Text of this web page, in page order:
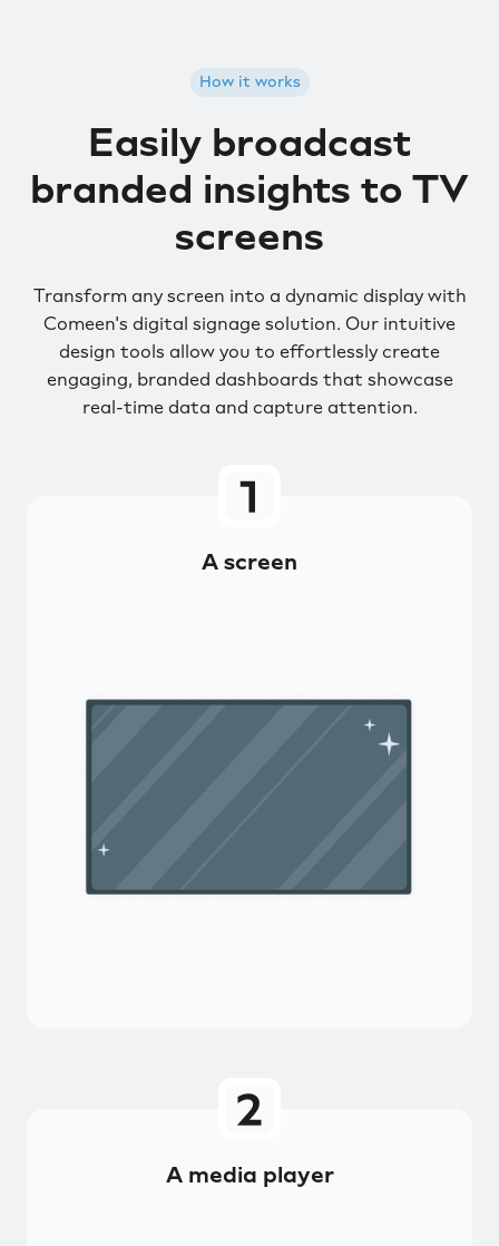
How it works
Easily broadcast
branded insights to TV
screens
Transform any screen into a dynamic display with
Comeen's digital signage solution. Our intuitive
design tools allow you to effortlessly create
engaging, branded dashboards that showcase
real-time data and capture attention.
A screen
A media player